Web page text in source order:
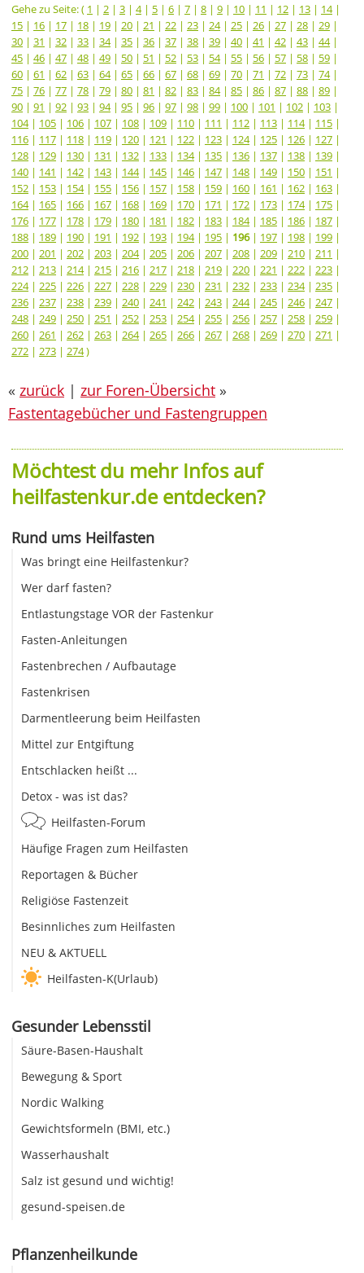
Gehe zu Seite: ( 1 | 2 | 3 | 4| 5 | 6 | 7 | 8 | 9 | 10 | 11 | 12 | 13 | 14|
15 | 16 | 17 | 18 | 19 | 20 | 21 | 22 | 23 | 24| 25 | 26 | 27 | 28 | 29 |
30 | 31 | 32 | 33 | 34| 35 | 36 | 37 | 38 | 39 | 40 | 41 | 42 | 43 | 44|
45 | 46 | 47 | 48 | 49 | 50 | 51 | 52 | 53 | 54| 55 | 56 | 57 | 58 | 59 |
60 | 61 | 62 | 63 | 64| 65 | 66 | 67 | 68 | 69 | 70 | 71 | 72 | 73 | 74|
75 | 76 | 77 | 78 | 79 | 80 | 81 | 82 | 83 | 84| 85 | 86 | 87 | 88 | 89 |
90 | 91 | 92 | 93 | 94| 95 | 96 | 97 | 98 | 99 | 100 | 101 | 102 | 103 |
104| 105 | 106 | 107 | 108 | 109 | 110 | 111 | 112 | 113 | 114| 115 |
116 | 117 | 118 | 119 | 120 | 121 | 122 | 123 | 124| 125 | 126 | 127 |
128 | 129 | 130 | 131 | 132 | 133 | 134| 135 | 136 | 137 | 138 | 139 |
140 | 141 | 142 | 143 | 144| 145 | 146 | 147 | 148 | 149 | 150 | 151 |
152 | 153 | 154| 155 | 156 | 157 | 158 | 159 | 160 | 161 | 162 | 163 |
164| 165 | 166 | 167 | 168 | 169 | 170 | 171 | 172 | 173 | 174| 175 |
176 | 177 | 178 | 179 | 180 | 181 | 182 | 183 | 184| 185 | 186 | 187 |
188 | 189 | 190 | 191 | 192 | 193 | 194| 195 | 196| 197 | 198 | 199 |
200 | 201 | 202 | 203 | 204| 205 | 206 | 207 | 208 | 209 | 210 | 211 |
212 | 213 | 214| 215 | 216 | 217 | 218 | 219 | 220 | 221 | 222 | 223 |
224| 225 | 226 | 227 | 228 | 229 | 230 | 231 | 232 | 233 | 234| 235 |
236 | 237 | 238 | 239 | 240 | 241 | 242 | 243 | 244| 245 | 246 | 247 |
248 | 249 | 250 | 251 | 252 | 253 | 254| 255 | 256 | 257 | 258 | 259 |
260 | 261 | 262 | 263 | 264| 265 | 266 | 267 | 268 | 269 | 270 | 271 |
272 | 273 | 274)
« zurück | zur Foren-Übersicht »
Fastentagebücher und Fastengruppen
Möchtest du mehr Infos auf
heilfastenkur.de entdecken?
Rund ums Heilfasten
Was bringt eine Heilfastenkur?
Wer darf fasten?
Entlastungstage VOR der Fastenkur
Fasten-Anleitungen
Fastenbrechen / Aufbautage
Fastenkrisen
Darmentleerung beim Heilfasten
Mittel zur Entgiftung
Entschlacken heißt ...
Detox - was ist das?
Heilfasten-Forum
Häufige Fragen zum Heilfasten
Reportagen & Bücher
Religiöse Fastenzeit
Besinnliches zum Heilfasten
NEU & AKTUELL
Heilfasten-K(Urlaub)
Gesunder Lebensstil
Säure-Basen-Haushalt
Bewegung & Sport
Nordic Walking
Gewichtsformeln (BMI, etc.)
Wasserhaushalt
Salz ist gesund und wichtig!
gesund-speisen.de
Pflanzenheilkunde